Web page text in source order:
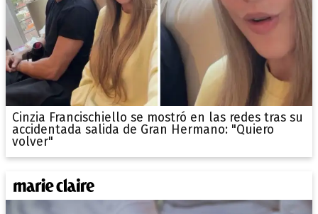
Cinzia Francischiello se mostró en las redes tras su
accidentada salida de Gran Hermano: "Quiero
volver"